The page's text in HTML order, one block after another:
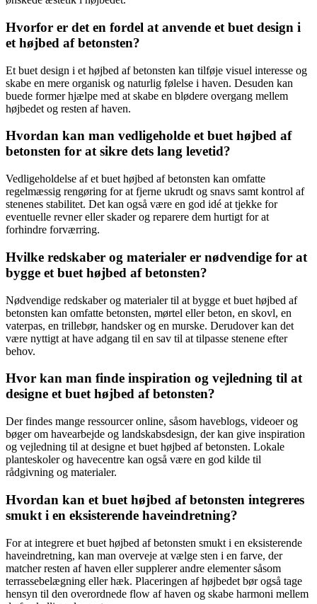
Hvorfor er det en fordel at anvende et buet design i
et højbed af betonsten?
Et buet design i et højbed af betonsten kan tilføje visuel interesse og
skabe en mere organisk og naturlig følelse i haven. Desuden kan
buede former hjælpe med at skabe en blødere overgang mellem
højbedet og resten af haven.
Hvordan kan man vedligeholde et buet højbed af
betonsten for at sikre dets lang levetid?
Vedligeholdelse af et buet højbed af betonsten kan omfatte
regelmæssig rengøring for at fjerne ukrudt og snavs samt kontrol af
stenenes stabilitet. Det kan også være en god idé at tjekke for
eventuelle revner eller skader og reparere dem hurtigt for at
forhindre forværring.
Hvilke redskaber og materialer er nødvendige for at
bygge et buet højbed af betonsten?
Nødvendige redskaber og materialer til at bygge et buet højbed af
betonsten kan omfatte betonsten, mørtel eller beton, en skovl, en
vaterpas, en trillebør, handsker og en murske. Derudover kan det
være nyttigt at have adgang til en sav til at tilpasse stenene efter
behov.
Hvor kan man finde inspiration og vejledning til at
designe et buet højbed af betonsten?
Der findes mange ressourcer online, såsom haveblogs, videoer og
bøger om havearbejde og landskabsdesign, der kan give inspiration
og vejledning til at designe et buet højbed af betonsten. Lokale
planteskoler og havecentre kan også være en god kilde til
rådgivning og materialer.
Hvordan kan et buet højbed af betonsten integreres
smukt i en eksisterende haveindretning?
For at integrere et buet højbed af betonsten smukt i en eksisterende
haveindretning, kan man overveje at vælge sten i en farve, der
matcher resten af haven eller supplerer andre elementer såsom
terrassebelægning eller hæk. Placeringen af højbedet bør også tage
hensyn til den overordnede flow af haven og skabe harmoni mellem